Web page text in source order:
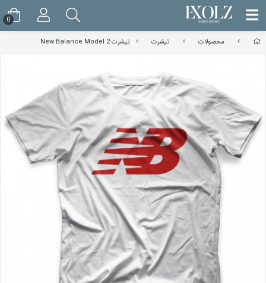
محصولات تیشرت تیشرت New Balance Model 2
0